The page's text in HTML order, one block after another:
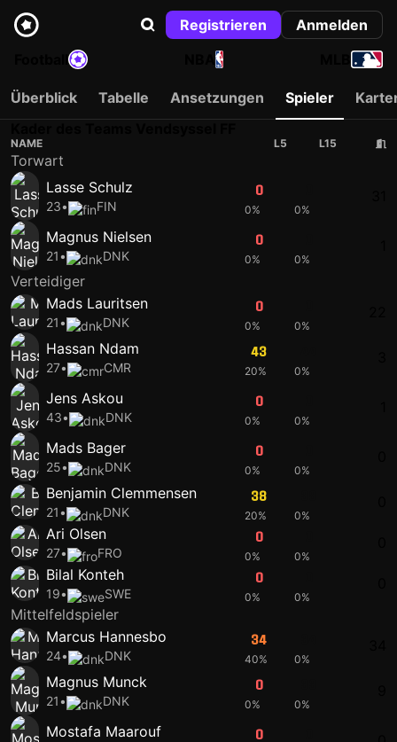
Registrieren
Anmelden
NBA
Überblick Tabelle Ansetzungen Spieler
NAME L5 L15
Torwart
Lasse Schulz
23• FIN
0
0% 0%
Magnus Nielsen
21• DNK
0
0% 0%
Verteidiger
Mads Lauritsen
21• DNK
0
0% 0%
Hassan Ndam
27• CMR
43
20% 0%
Jens Askou
43• DNK
0
0% 0%
Mads Bager
25• DNK
0
0% 0%
Benjamin Clemmensen
21• DNK
38
20% 0%
Ari Olsen
27• FRO
0
0% 0%
Bilal Konteh
19• SWE
0
0% 0%
Mittelfeldspieler
Marcus Hannesbo
24• DNK
34
40% 0%
Magnus Munck
21• DNK
0
0% 0%
Mostafa Maarouf 0